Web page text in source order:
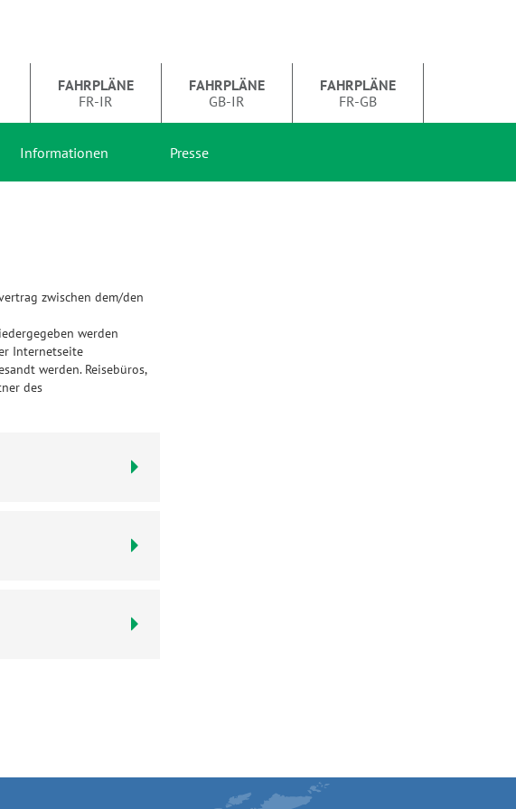
FAHRPLÄNE
FR-IR
FAHRPLÄNE
GB-IR
FAHRPLÄNE
FR-GB
Informationen Presse
zwischen dem/den
werden
Internetseite
werden. Reisebüros,
des